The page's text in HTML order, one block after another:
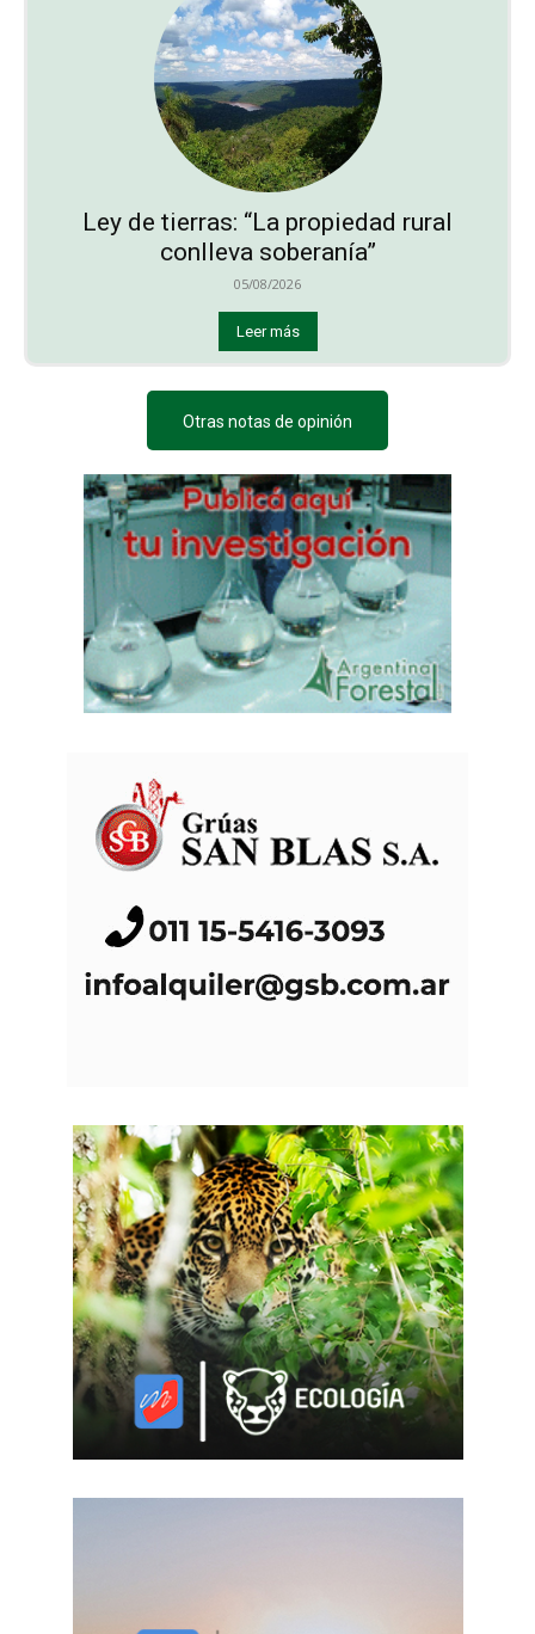
Ley de tierras: “La propiedad rural
conlleva soberanía”
05/08/2026
Leer más
Otras notas de opinión